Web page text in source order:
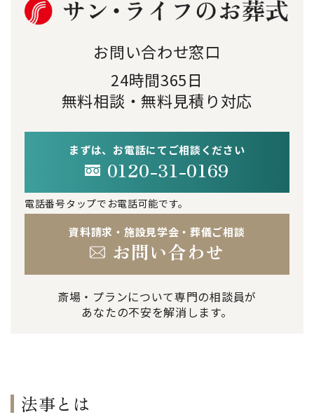
お問い合わせ窓口
24時間365日
無料相談・無料見積り対応
まずは、お電話にてご相談ください
0120-31-0169
電話番号タップでお電話可能です。
資料請求・施設見学会・葬儀ご相談
お問い合わせ
斎場・プランについて専門の相談員が
あなたの不安を解消します。
法事とは